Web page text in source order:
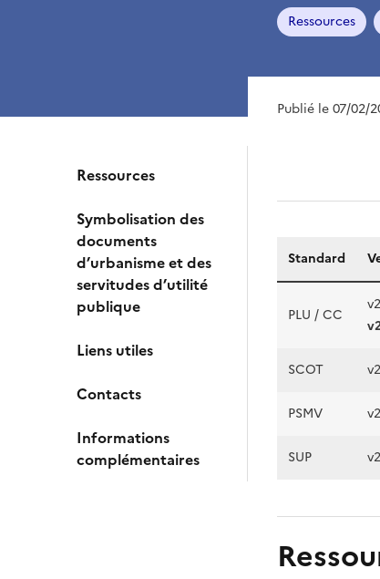
Ressources
Symbolisation des
documents
d’urbanisme et des
servitudes d’utilité
publique
Liens utiles
Contacts
Informations
complémentaires
Ressources
Publié le 07/02/
Standard
PLU / CC
SCOT
PSMV
SUP